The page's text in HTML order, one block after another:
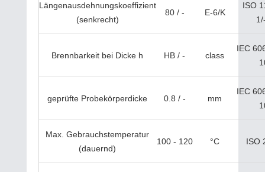
Längenausdehnungskoeffizient
(senkrecht)
80 / - E-6/K
ISO
Brennbarkeit bei Dicke h HB / - class
IEC
geprüfte Probekörperdicke 0.8 / - mm
IEC
Max. Gebrauchstemperatur
(dauernd)
100 - 120 °C ISO